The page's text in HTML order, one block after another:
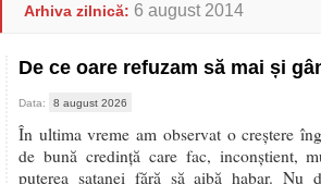
Arhiva zilnică: 6 august 2014
De ce oare refuzam să mai și
Data: 8 august 2026
În ultima vreme am observat o creștere
de bună credință care fac, inconștient,
puterea satanei fără să aibă habar. Nu